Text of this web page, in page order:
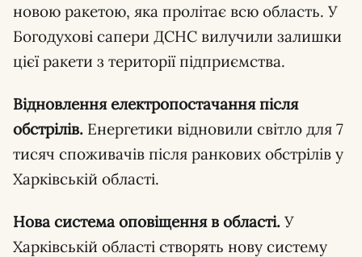
новою ракетою, яка пролітає всю область. У
Богодухові сапери ДСНС вилучили залишки
цієї ракети з території підприємства.
Відновлення електропостачання після
обстрілів. Енергетики відновили світло для 7
тисяч споживачів після ранкових обстрілів у
Харківській області.
Нова система оповіщення в області. У
Харківській області створять нову систему